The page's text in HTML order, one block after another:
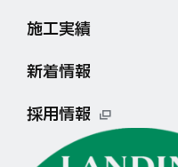
施工実績
新着情報
採用情報